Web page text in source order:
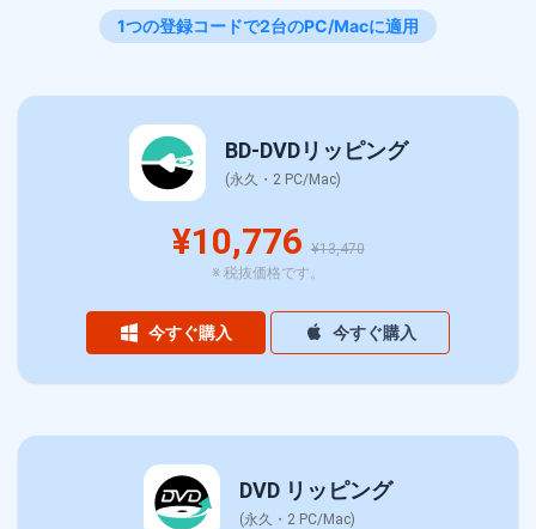
1つの登録コードで2台のPC/Macに適用
BD-DVDリッピング
(永久・2 PC/Mac)
¥10,776¥13,470
※ 税抜価格です。
今すぐ購入 今すぐ購入
DVD リッピング
(永久・2 PC/Mac)